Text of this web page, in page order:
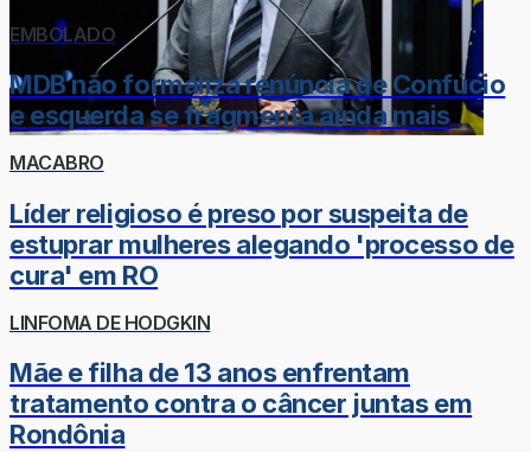
EMBOLADO
MDB não formaliza renúncia de Confúcio
e esquerda se fragmenta ainda mais
MACABRO
Líder religioso é preso por suspeita de
estuprar mulheres alegando 'processo de
cura' em RO
LINFOMA DE HODGKIN
Mãe e filha de 13 anos enfrentam
tratamento contra o câncer juntas em
Rondônia